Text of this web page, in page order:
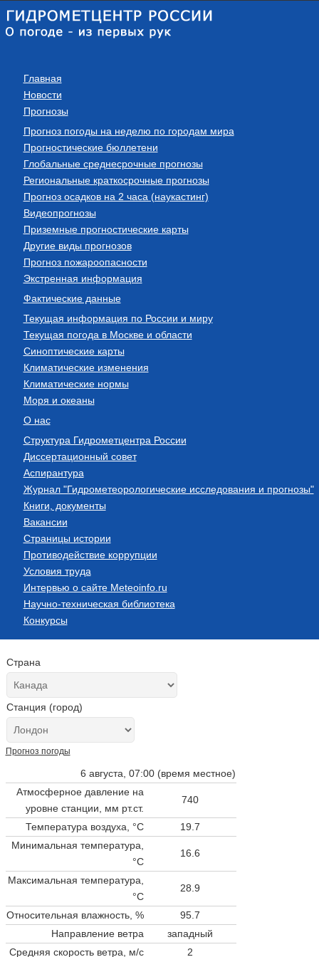
Главная
Новости
Прогнозы
Прогноз погоды на неделю по городам мира
Прогностические бюллетени
Глобальные среднесрочные прогнозы
Региональные краткосрочные прогнозы
Прогноз осадков на 2 часа (наукастинг)
Видеопрогнозы
Приземные прогностические карты
Другие виды прогнозов
Прогноз пожароопасности
Экстренная информация
Фактические данные
Текущая информация по России и миру
Текущая погода в Москве и области
Синоптические карты
Климатические изменения
Климатические нормы
Моря и океаны
О нас
Структура Гидрометцентра России
Диссертационный совет
Аспирантура
Журнал "Гидрометеорологические исследования и прогнозы"
Книги, документы
Вакансии
Страницы истории
Противодействие коррупции
Условия труда
Интервью о сайте Meteoinfo.ru
Научно-техническая библиотека
Конкурсы
Страна
Станция (город)
Прогноз погоды
6 августа, 07:00 (время местное)
Атмосферное давление на
уровне станции, мм рт.ст.
740
Температура воздуха, °C
19.7
Минимальная температура,
°C
16.6
Максимальная температура,
°C
28.9
Относительная влажность, %
95.7
Направление ветра
западный
Средняя скорость ветра, м/с
2